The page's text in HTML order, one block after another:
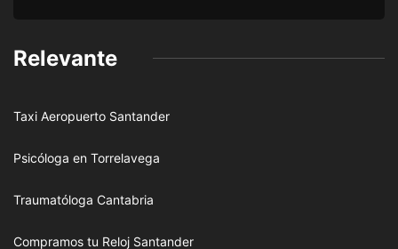
Relevante
Taxi Aeropuerto Santander
Psicóloga en Torrelavega
Traumatóloga Cantabria
Compramos tu Reloj Santander